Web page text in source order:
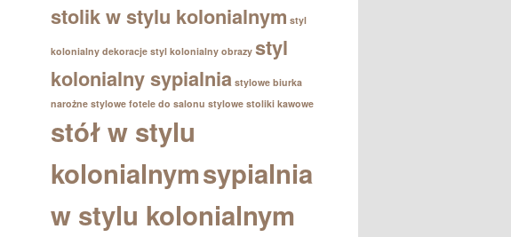
stolik w stylu kolonialnym styl
kolonialny dekoracje styl kolonialny obrazy styl
kolonialny sypialnia stylowe biurka
narożne stylowe fotele do salonu stylowe stoliki kawowe
stół w stylu
kolonialnymsypialnia
w stylu kolonialnym